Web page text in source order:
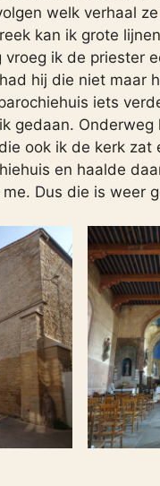
welk verhaal
kan ik grote
vroeg ik de priester
hij die niet maar
iets
gedaan. Onderweg
ook ik de kerk zat
en haalde
Dus die is weer